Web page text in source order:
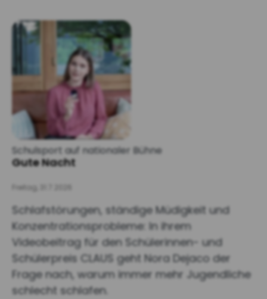
Schulsport auf nationaler Bühne
Gute Nacht
Freitag, 31.7.2026
Schlafstörungen, ständige Müdigkeit und
Konzentrationsprobleme: In ihrem
Videobeitrag für den Schülerinnen- und
Schülerpreis CLAUS geht Nora Dejaco der
Frage nach, warum immer mehr Jugendliche
schlecht schlafen.